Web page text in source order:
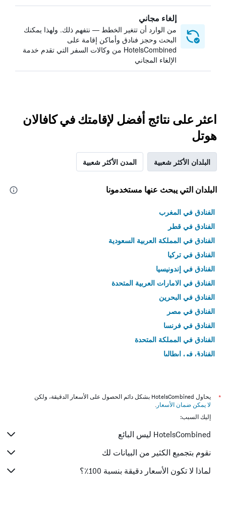
إلغاء مجاني
من الوارد أن تتغير الخطط — نتفهم ذلك. ولهذا يمكنك
البحث وحجز فنادق وأماكن إقامة على
HotelsCombined من وكالات السفر التي تقدم خدمة
الإلغاء المجاني
اعثر على نتائج أفضل لإقامتك في كافالان
هوتل
البلدان الأكثر شعبية المدن الأكثر شعبية
البلدان التي يبحث عنها مستخدمونا
الفنادق في المغرب
الفنادق في قطر
الفنادق في المملكة العربية السعودية
الفنادق في تركيا
الفنادق في إندونيسيا
الفنادق في الامارات العربية المتحدة
الفنادق في البحرين
الفنادق في مصر
الفنادق في فرنسا
الفنادق في المملكة المتحدة
الفنادق في إيطاليا
*
يحاول HotelsCombined بشكل دائم الحصول على الأسعار الدقيقة، ولكن
لا يمكن ضمان الأسعار .
إليك السبب:
HotelsCombined ليس البائع
نقوم بتجميع الكثير من البيانات لك
لماذا لا تكون الأسعار دقيقة بنسبة 100٪؟